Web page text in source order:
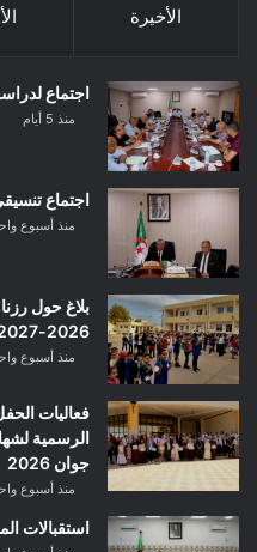
الأخيرة
اجتماع
منذ 5 أيام
اجتماع
منذ أسبوع
بلاغ حول
2026-2027
منذ أسبوع
فعاليات
الرسمية
جوان 2026
منذ أسبوع
استقبالات